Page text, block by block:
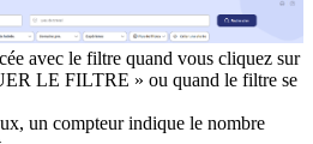
avec le filtre quand vous cliquez sur
LE FILTRE » ou quand le filtre se
un compteur indique le nombre